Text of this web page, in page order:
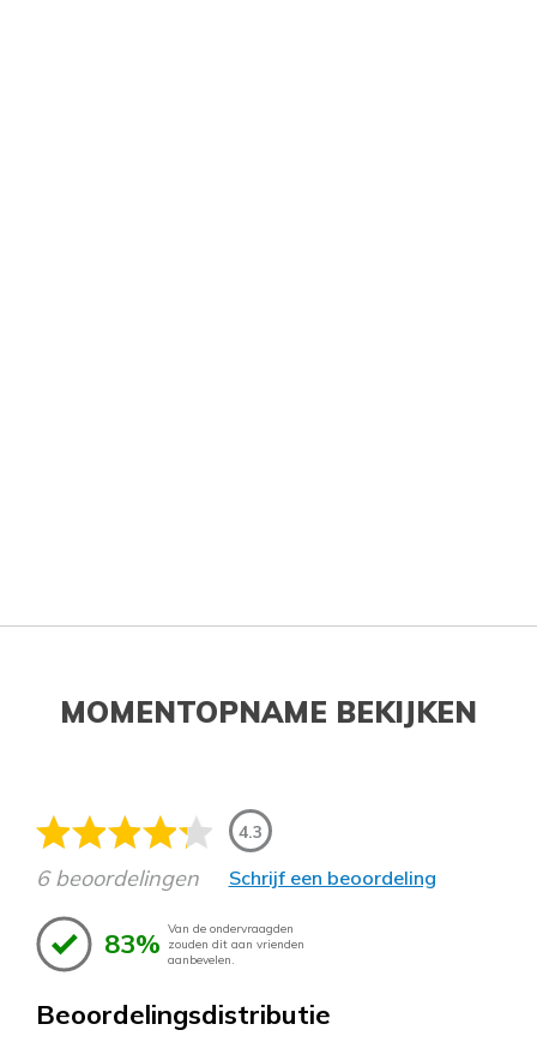
MOMENTOPNAME BEKIJKEN
4.3
6 beoordelingen Schrijf een beoordeling
83% Van de ondervraagden
zouden dit aan vrienden
aanbevelen.
Beoordelingsdistributie